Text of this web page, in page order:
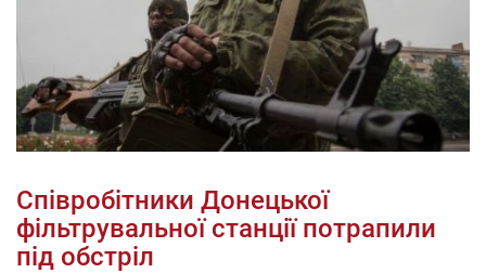
Співробітники Донецької
фільтрувальної станції потрапили
під обстріл